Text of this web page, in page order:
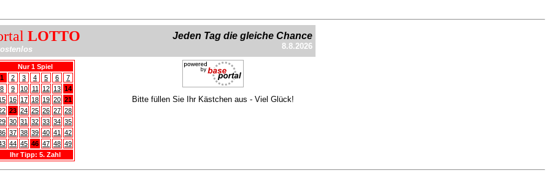
LOTTO Jeden Tag die gleiche Chance
8.8.2026
Nur 1 Spiel
1
2 3 4 5 6
7
8
9 10 11 12 13 14
16 17 18 19 20 21
23 24 25 26 27 28
30 31 32 33 34 35
37 38 39 40 41
42
44 45 46 47 48 49
Ihr Tipp: 5. Zahl
Bitte füllen Sie Ihr Kästchen aus - Viel Glück!